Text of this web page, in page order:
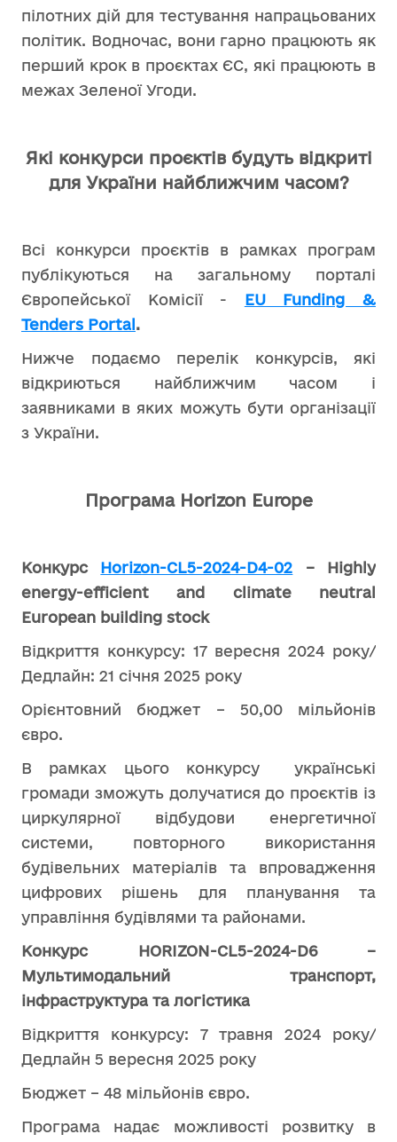
пілотних дій для тестування напрацьованих
політик. Водночас, вони гарно працюють як
перший крок в проєктах ЄС, які працюють в
межах Зеленої Угоди.
Які конкурси проєктів будуть відкриті
для України найближчим часом?
Всі конкурси проєктів в рамках програм
публікуються на загальному порталі
Європейської Комісії - EU Funding &
Tenders Portal.
Нижче подаємо перелік конкурсів, які
відкриються найближчим часом і
заявниками в яких можуть бути організації
з України.
Програма Horizon Europe
Конкурс Horizon-CL5-2024-D4-02 – Highly
energy-efficient and climate neutral
European building stock
Відкриття конкурсу: 17 вересня 2024 року/
Дедлайн: 21 січня 2025 року
Орієнтовний бюджет – 50,00 мільйонів
євро.
В рамках цього конкурсу українські
громади зможуть долучатися до проєктів із
циркулярної відбудови енергетичної
системи, повторного використання
будівельних матеріалів та впровадження
цифрових рішень для планування та
управління будівлями та районами.
Конкурс HORIZON-CL5-2024-D6 –
Мультимодальний транспорт,
інфраструктура та логістика
Відкриття конкурсу: 7 травня 2024 року/
Дедлайн 5 вересня 2025 року
Бюджет – 48 мільйонів євро.
Програма надає можливості розвитку в